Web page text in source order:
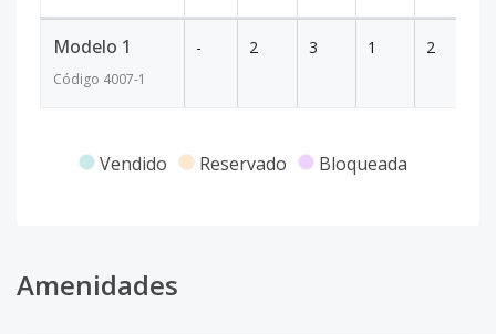
Modelo 1
Código 4007-1
- 2 3 1 2
Vendido Reservado Bloqueada
Amenidades